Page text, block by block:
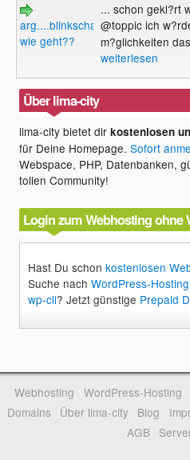
arg....blinkschaltung?
wie geht??
... schon gekl?rt
@toppic ich
m?glichkeiten
weiterlesen
Über lima-city
lima-city bietet dirkostenlosen
für Deine Homepage.Sofort
Webspace, PHP, Datenbanken,
tollen Community!
Login zum Webhosting ohne
Hast Du schonkostenlosen
Suche nachWordPress-
wp-cli? Jetzt günstige Prepaid
Webhosting WordPress-Hosting
Domains
Über lima-city Blog
AGB